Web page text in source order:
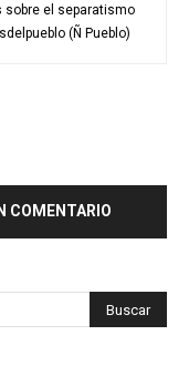
el separatismo
(Ñ Pueblo)
COMENTARIO